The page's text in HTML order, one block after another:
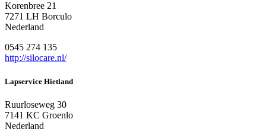
Korenbree 21
7271 LH Borculo
Nederland
0545 274 135
http://silocare.nl/
Lapservice Hietland
Ruurloseweg 30
7141 KC Groenlo
Nederland